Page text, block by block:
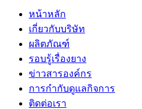
หน้าหลัก
เกี่ยวกับบริษัท
ผลิตภัณฑ์
รอบรู้เรื่องยาง
ข่าวสารองค์กร
การกำกับดูแลกิจการ
ติดต่อเรา